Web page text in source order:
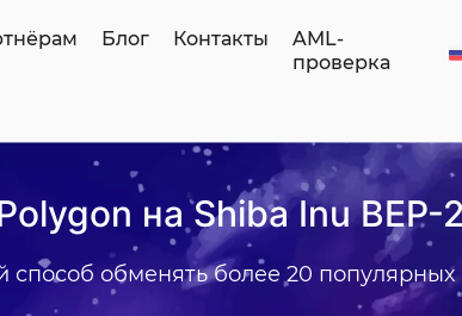
Блог Контакты
AML-
проверка
на Shiba Inu BEP-
обменять более 20 популярных